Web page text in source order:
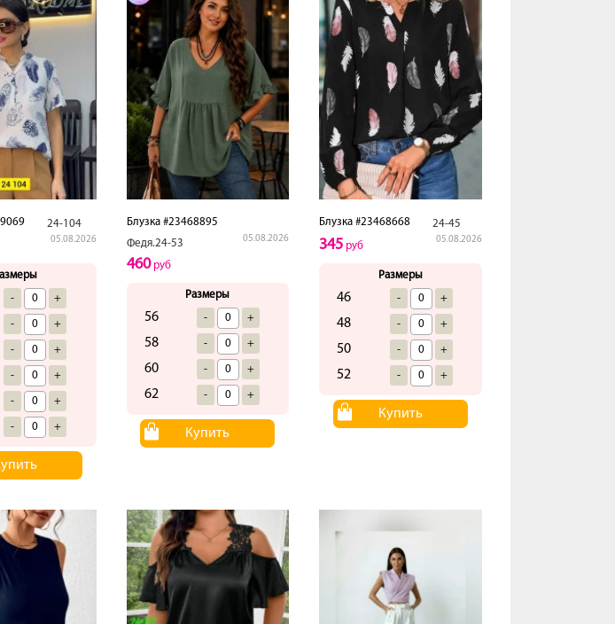
24-104
05.08.2026
- +
- +
- +
- +
- +
- +
Блузка #23468895
Федя.24-53
05.08.2026
460руб
Размеры
56 - +
58 - +
60 - +
62 - +
Купить
Блузка #23468668 24-45
05.08.2026
345 руб
Размеры
46 - +
48 - +
50 - +
52 - +
Купить